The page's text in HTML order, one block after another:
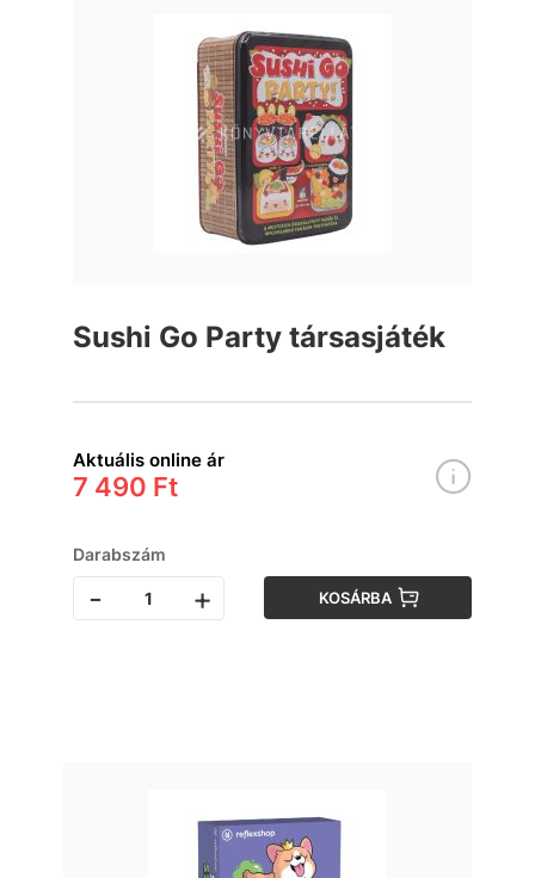
Sushi Go Party társasjáték
Aktuális online ár
7 490 Ft
Darabszám
- + KOSÁRBA